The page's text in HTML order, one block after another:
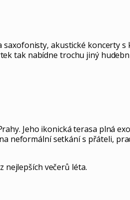
akustické koncerty s
tak nabídne trochu jiný
Jeho ikonická terasa plná
neformální setkání s přáteli,
nejlepších večerů léta.